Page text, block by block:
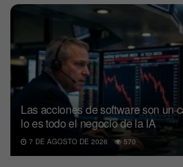
Las acciones de software son un
lo es todo el negocio de la IA
7 DE AGOSTO DE 2026 570